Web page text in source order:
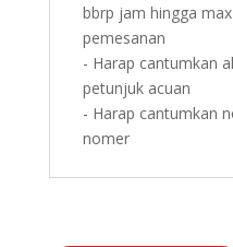
bbrp jam hingga
pemesanan
- Harap cantumkan
petunjuk acuan
- Harap cantumkan
nomer